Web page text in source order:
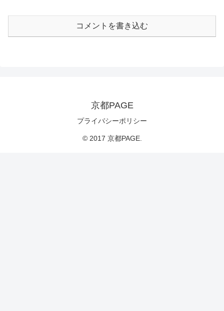
コメントを書き込む
京都PAGE
プライバシーポリシー
© 2017 京都PAGE.